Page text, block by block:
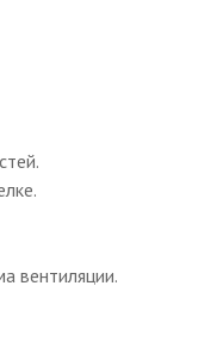
вентиляции.